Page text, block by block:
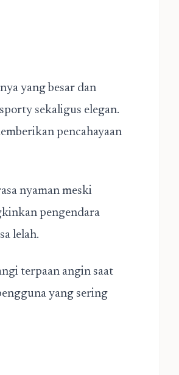
yang besar dan
sekaligus elegan.
pencahayaan
nyaman meski
pengendara
lelah.
terpaan angin saat
yang sering